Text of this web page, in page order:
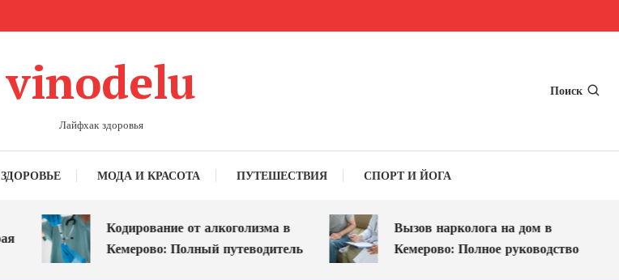
vinodelu
Лайфхак здоровья
Поиск
ЗДОРОВЬЕ МОДА И КРАСОТА ПУТЕШЕСТВИЯ СПОРТ И ЙОГА
Кодирование от алкоголизма в
Кемерово: Полный путеводитель
Вызов нарколога на дом в
Кемерово: Полное руководство